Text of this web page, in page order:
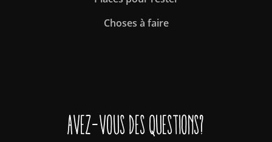
Choses à faire
Avez-vous des questions?